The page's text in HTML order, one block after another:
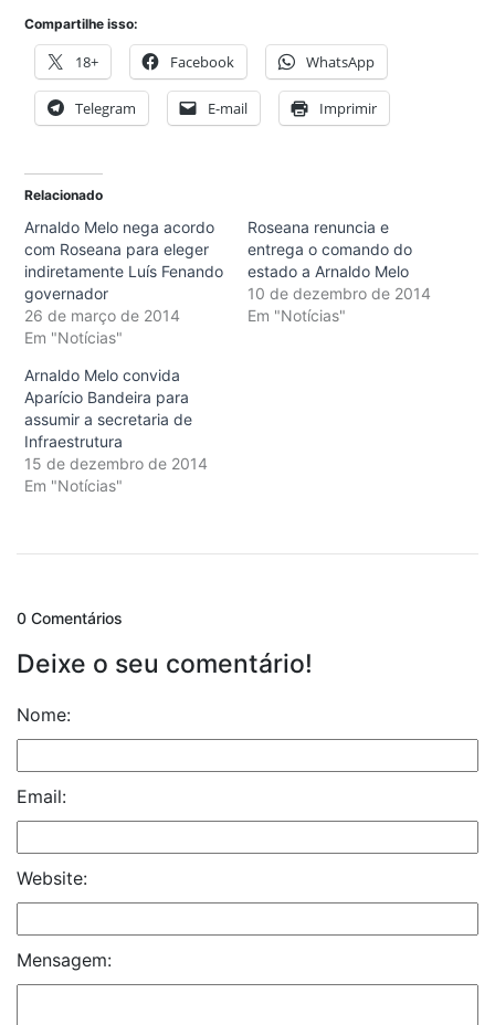
Compartilhe isso:
18+ Facebook WhatsApp
Telegram E-mail Imprimir
Relacionado
Arnaldo Melo nega acordo
com Roseana para eleger
indiretamente Luís Fenando
governador
26 de março de 2014
Em "Notícias"
Roseana renuncia e
entrega o comando do
estado a Arnaldo Melo
10 de dezembro de 2014
Em "Notícias"
Arnaldo Melo convida
Aparício Bandeira para
assumir a secretaria de
Infraestrutura
15 de dezembro de 2014
Em "Notícias"
0 Comentários
Deixe o seu comentário!
Nome:
Email:
Website:
Mensagem: